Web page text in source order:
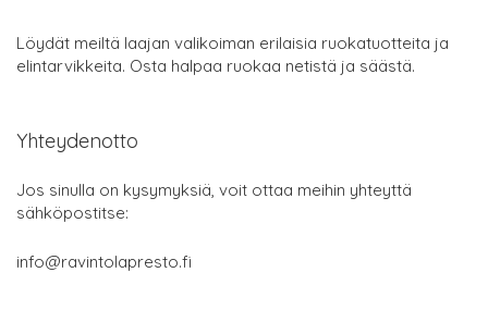
Löydät meiltä laajan valikoiman erilaisia ruokatuotteita ja
elintarvikkeita. Osta halpaa ruokaa netistä ja säästä.
Yhteydenotto
Jos sinulla on kysymyksiä, voit ottaa meihin yhteyttä
sähköpostitse:
info@ravintolapresto.fi